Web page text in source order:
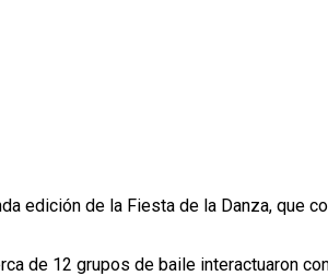
edición de la Fiesta de la Danza, que
de 12 grupos de baile interactuaron